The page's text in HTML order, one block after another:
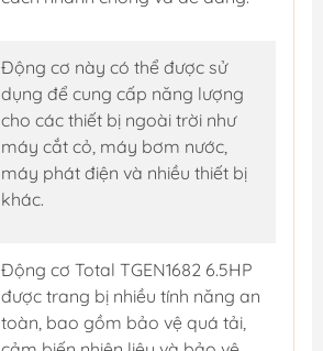
Động cơ này có thể được sử
dụng để cung cấp năng lượng
cho các thiết bị ngoài trời như
máy cắt cỏ, máy bơm nước,
máy phát điện và nhiều thiết bị
khác.
Động cơ Total TGEN1682 6.5HP
được trang bị nhiều tính năng an
toàn, bao gồm bảo vệ quá tải,